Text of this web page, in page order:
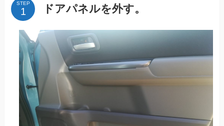
STEP ドアパネルを外す。